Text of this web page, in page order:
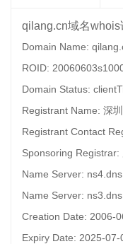
qilang.cn域名whois
Domain Name:
ROID:
Domain Status:
Registrant Name: 深
Registrant Contact
Sponsoring Registrar:
Name Server:
Name Server:
Creation Date: 2006-
Expiry Date: 2025-